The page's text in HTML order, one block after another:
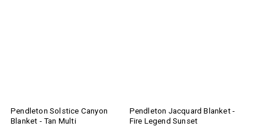
Pendleton Solstice Canyon
Blanket - Tan Multi
Pendleton Jacquard Blanket -
Fire Legend Sunset